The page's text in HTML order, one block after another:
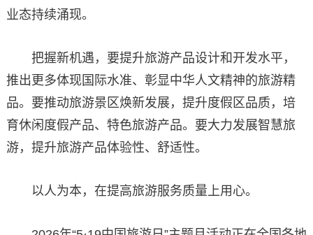
业态持续涌现。
把握新机遇，要提升旅游产品设计和开发水平，
推出更多体现国际水准、彰显中华人文精神的旅游精
品。要推动旅游景区焕新发展，提升度假区品质，培
育休闲度假产品、特色旅游产品。要大力发展智慧旅
游，提升旅游产品体验性、舒适性。
以人为本，在提高旅游服务质量上用心。